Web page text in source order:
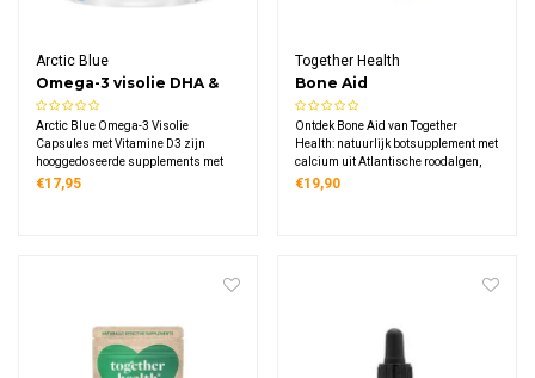
Arctic Blue
Omega-3 visolie DHA &
EPA met vitamine D3
Capsules
Arctic Blue Omega-3 Visolie
Capsules met Vitamine D3 zijn
hooggedoseerde supplements met
550 mg EPA, 275 mg DHA en 10 mcg
€17,95
Together Health
Bone Aid
Ontdek Bone Aid van Together
Health: natuurlijk botsupplement met
calcium uit Atlantische roodalgen,
vitamine K2 menaquinone-7 uit
€19,90